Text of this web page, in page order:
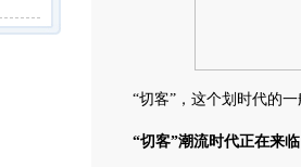
“切客”，这个划时代的
“切客”潮流时代正在来临